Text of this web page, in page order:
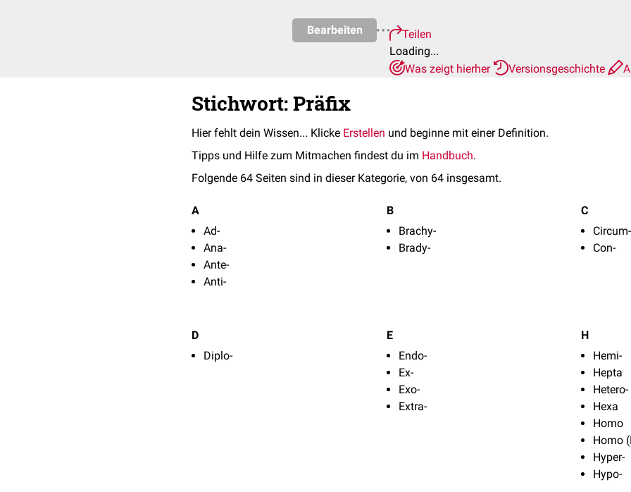
Bearbeiten
Teilen
Loading...
Was zeigt hierher
Versionsgeschichte
Stichwort: Präfix
Hier fehlt dein Wissen... Klicke Erstellen und beginne mit einer Definition.
Tipps und Hilfe zum Mitmachen findest du im Handbuch.
Folgende 64 Seiten sind in dieser Kategorie, von 64 insgesamt.
A
Ad-
Ana-
Ante-
Anti-
B
Brachy-
Brady-
C
Circum-
Con-
D
Diplo-
E
Endo-
Ex-
Exo-
Extra-
H
Hemi-
Hepta
Hetero-
Hexa
Homo
Homo
Hyper-
Hypo-